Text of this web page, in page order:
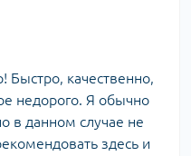
Быстро, качественно,
недорого. Я обычно
в данном случае не
здесь и